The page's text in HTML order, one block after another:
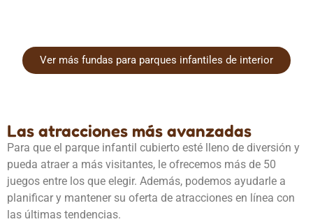
Ver más fundas para parques infantiles de interior
Las atracciones más avanzadas
Para que el parque infantil cubierto esté lleno de diversión y
pueda atraer a más visitantes, le ofrecemos más de 50
juegos entre los que elegir. Además, podemos ayudarle a
planificar y mantener su oferta de atracciones en línea con
las últimas tendencias.